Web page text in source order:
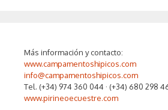
Más información y contacto:
www.campamentoshipicos.com
info@campamentoshipicos.com
Tel. (+34) 974 360 044 · (+34) 680 298
www.pirineoecuestre.com